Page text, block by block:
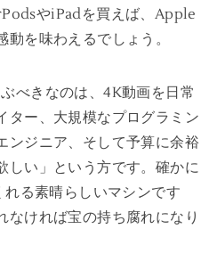
やiPadを買えば、Apple
を味わえるでしょう。
べきなのは、4K動画を日常
ター、大規模なプログラミン
ンジニア、そして予算に余裕
しい」という方です。確かに
る素晴らしいマシンです
なければ宝の持ち腐れになり